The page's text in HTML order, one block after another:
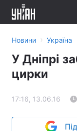
Новини › Україна
У Дніпрі
цирки
17:16, 13.06.16